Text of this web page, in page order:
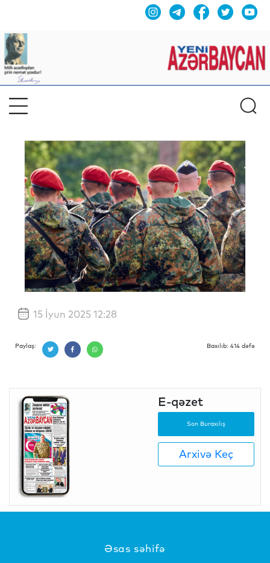
15 İyun 2025 12:28
Paylaş: Baxılıb: 414 dəfə
E-qəzet
Son Buraxılış
Arxivə Keç
Əsas səhifə